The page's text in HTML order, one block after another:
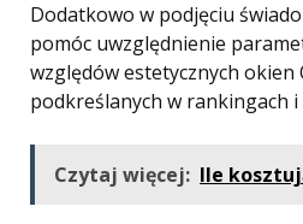
Dodatkowo w podjęciu
pomóc uwzględnienie
względów estetycznych okien
podkreślanych w rankingach i
Czytaj więcej: Ile